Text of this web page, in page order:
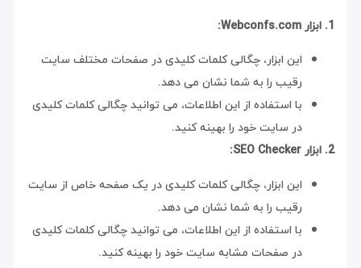
1. ابزار Webconfs.com:
این ابزار، چگالی کلمات کلیدی در صفحات مختلف سایت
رقیب را به شما نشان می دهد.
با استفاده از این اطلاعات، می توانید چگالی کلمات کلیدی
در سایت خود را بهینه کنید.
2. ابزار SEO Checker:
این ابزار، چگالی کلمات کلیدی در یک صفحه خاص از سایت
رقیب را به شما نشان می دهد.
با استفاده از این اطلاعات، می توانید چگالی کلمات کلیدی
در صفحات مشابه سایت خود را بهینه کنید.